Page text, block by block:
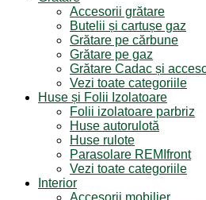
Accesorii grătare
Butelii și cartușe gaz
Grătare pe cărbune
Grătare pe gaz
Grătare Cadac și
Vezi toate categoriile
Huse și Folii Izolatoare
Folii izolatoare parbriz
Huse autorulotă
Huse rulote
Parasolare REMIfront
Vezi toate categoriile
Interior
Accesorii mobilier